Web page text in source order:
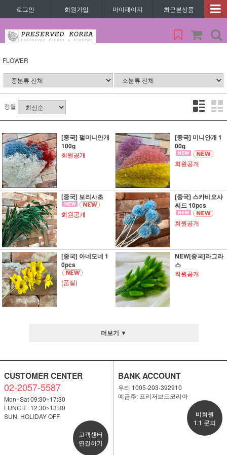
로그인 회원가입 마이페이지 최근본상품
FLOWER
정렬
[중국] 펄미니안개
100g
회원공개
[중국] 미니안개 1
00g
회원공개
[중국] 보리사초
회원공개
[중국] 스카비오사
씨드 10pcs
회원공개
[중국] 아네모네 1
0pcs
(품절)
NEW[중국]라그라
스
회원공개
더보기 ▼
CUSTOMER CENTER
02-2057-5587
Mon~Sat 09:30~17:30
LUNCH : 12:30~13:30
SUN, HOLIDAY OFF
고객센터
연결하기
BANK ACCOUNT
우리 1005-203-392910
예금주: 프리저브드코리아
비회원
1:1 문의